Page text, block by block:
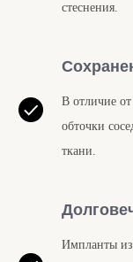
стеснения.
В отличие
обточки
ткани.
Импланты